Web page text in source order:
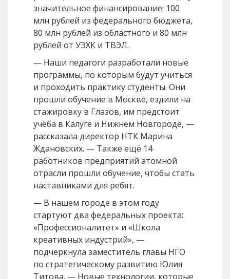
значительное финансирование: 100
млн рублей из федерального бюджета,
80 млн рублей из областного и 80 млн
рублей от УЭХК и ТВЭЛ.
— Наши педагоги разработали новые
программы, по которым будут учиться
и проходить практику студенты. Они
прошли обучение в Москве, ездили на
стажировку в Глазов, им предстоит
учёба в Калуге и Нижнем Новгороде, —
рассказала директор НТК Марина
Ждановских. — Также ещё 14
работников предприятий атомной
отрасли прошли обучение, чтобы стать
наставниками для ребят.
— В нашем городе в этом году
стартуют два федеральных проекта:
«Профессионалитет» и «Школа
креативных индустрий», —
подчеркнула заместитель главы НГО
по стратегическому развитию Юлия
Титова. — Новые технологии, которые